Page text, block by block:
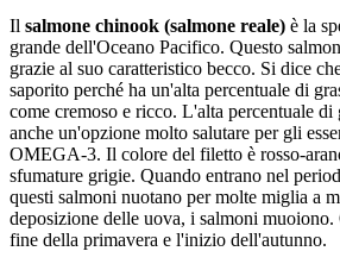
Il salmone chinook (salmone reale) è la
grande dell'Oceano Pacifico. Questo
grazie al suo caratteristico becco. Si dice
saporito perché ha un'alta percentuale di
come cremoso e ricco. L'alta percentuale di
anche un'opzione molto salutare per gli
OMEGA-3. Il colore del filetto è rosso-
sfumature grigie. Quando entrano nel
questi salmoni nuotano per molte miglia a
deposizione delle uova, i salmoni muoiono.
fine della primavera e l'inizio dell'autunno.